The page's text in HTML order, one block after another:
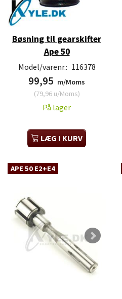
Bøsning til gearskifter
Ape 50
Model/varenr.: 116378
99,95 m/Moms
(79,96u/Moms)
På lager
LÆG I KURV
APE 50 E2+E4